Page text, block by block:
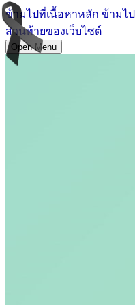
ข้ามไปที่เนื้อหาหลัก ข้ามไ
ส่วนท้ายของเว็บไซต์
Open Menu